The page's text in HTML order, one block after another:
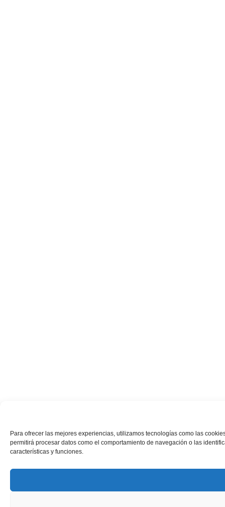
Para ofrecer las mejores experiencias, utilizamos tecnologías como las
permitirá procesar datos como el comportamiento de navegación o las
características y funciones.